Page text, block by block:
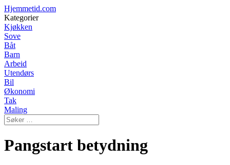
Hjemmetid.com
Kategorier
Kjøkken
Sove
Båt
Barn
Arbeid
Utendørs
Bil
Økonomi
Tak
Maling
Pangstart betydning